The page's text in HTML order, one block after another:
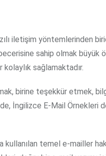
iletişim yöntemlerinden
sahip olmak büyük
sağlamaktadır.
birine teşekkür etmek,
İngilizce E-Mail Örnekleri
kullanılan temel e-mailler